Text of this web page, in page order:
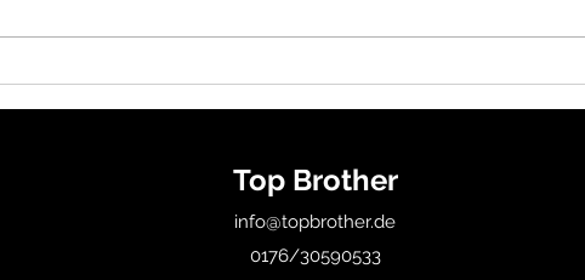
A Importância do Open
Mat no Brazilian Jiu-Jitsu
Top Brother
info@topbrother.de
0176/30590533